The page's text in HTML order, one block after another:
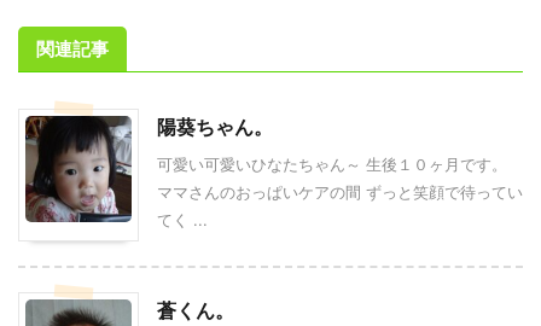
関連記事
陽葵ちゃん。
可愛い可愛いひなたちゃん～ 生後１０ヶ月です。
ママさんのおっぱいケアの間 ずっと笑顔で待ってい
てく ...
蒼くん。